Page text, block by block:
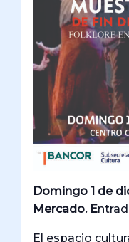
Domingo 1 de
Mercado. E
El espacio